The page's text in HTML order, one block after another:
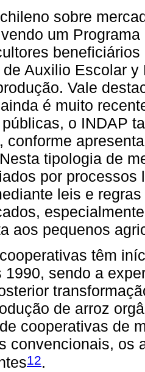
sobre
um
de Auxilio Escolar
Vale
é muito
o INDAP
, conforme
tipologia de
por
leis e
aos pequenos
têm
1990, sendo a
de arroz
cooperativas de
convencionais, os
12.